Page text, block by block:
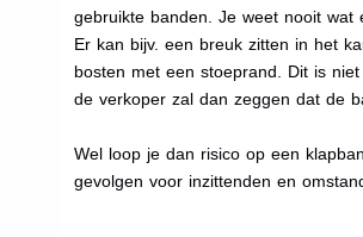
gebruikte banden. Je weet nooit wat
Er kan bijv. een breuk zitten in het
bosten met een stoeprand. Dit is
de verkoper zal dan zeggen dat de
Wel loop je dan risico op een
gevolgen voor inzittenden en